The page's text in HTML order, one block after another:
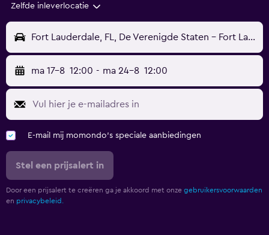
Zelfde inleverlocatie
Fort Lauderdale, FL, De Verenigde Staten - Fort Lauderdale (FLL)
ma 17-8 12:00 - ma 24-8 12:00
E-mail mij momondo's speciale aanbiedingen
Stel een prijsalert in
Door een prijsalert te creëren ga je akkoord met onze gebruikersvoorwaarden
en privacybeleid.